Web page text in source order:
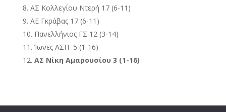
ΑΣ Κολλεγίου Ντερή 17 (6-11)
ΑΕ Γκράβας 17 (6-11)
Πανελλήνιος ΓΣ 12 (3-14)
Ίωνες ΑΣΠ 5 (1-16)
ΑΣ Νίκη Αμαρουσίου 3 (1-16)